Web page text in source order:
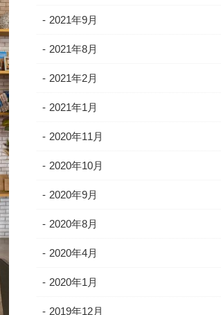
2021年9月
2021年8月
2021年2月
2021年1月
2020年11月
2020年10月
2020年9月
2020年8月
2020年4月
2020年1月
2019年12月